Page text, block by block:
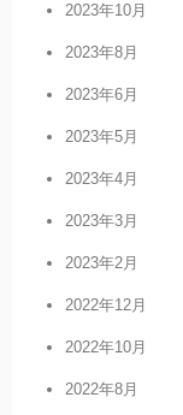
2023年10月
2023年8月
2023年6月
2023年5月
2023年4月
2023年3月
2023年2月
2022年12月
2022年10月
2022年8月